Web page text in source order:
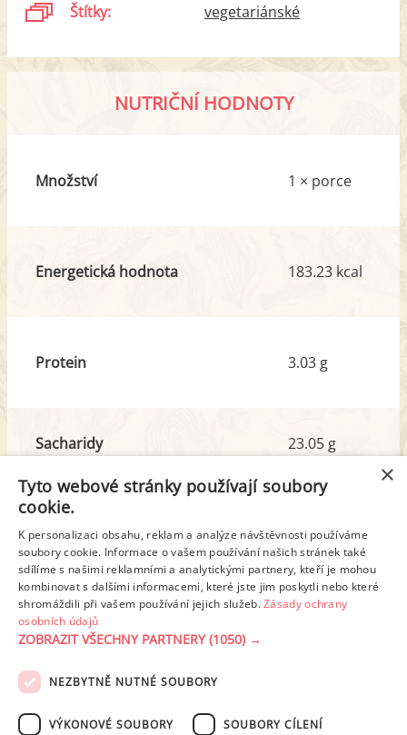
Štítky: vegetariánské
NUTRIČNÍ HODNOTY
Množství 1 × porce
Energetická hodnota 183.23 kcal
Protein 3.03 g
Sacharidy
z toho cukr
23.05 g
8.75 g
Tuk
z toho nas. mastné kyseliny
8.71 g
1.62 g
Detailní rozpis
PODMÍNKY UŽITÍ ZÁSADY OCHRANY OSOBNÍCH ÚDAJŮ
×
Tyto webové stránky používají soubory
cookie.
K personalizaci obsahu, reklam a analýze návštěvnosti používáme
soubory cookie. Informace o vašem používání našich stránek také
sdílíme s našimi reklamními a analytickými partnery, kteří je mohou
kombinovat s dalšími informacemi, které jste jim poskytli nebo které
shromáždili při vašem používání jejich služeb.Zásady ochrany
osobních údajů
ZOBRAZIT VŠECHNY PARTNERY(1050) →
NEZBYTNĚ NUTNÉ SOUBORY
VÝKONOVÉ SOUBORY SOUBORY CÍLENÍ